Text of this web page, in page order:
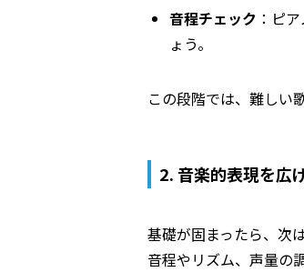
音程チェック ：ピ
ょう。
この段階では、難しい
2. 音楽的表現を広
基礎が固まったら、次
音程やリズム、声量の